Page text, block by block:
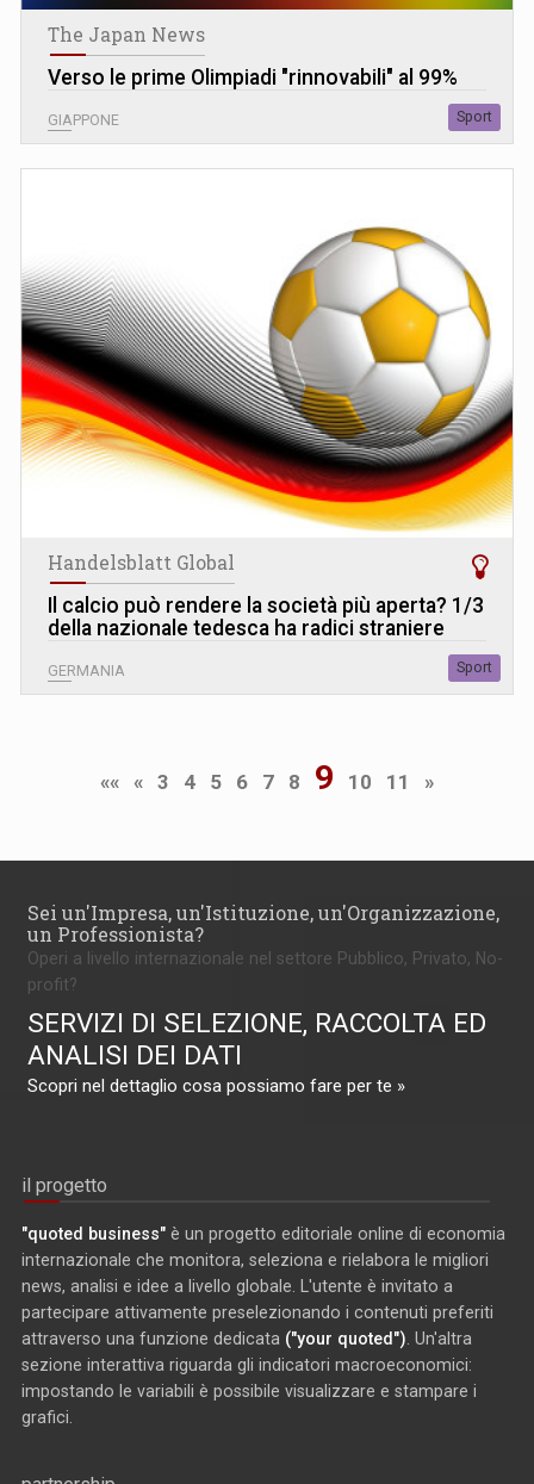
The Japan News
Verso le prime Olimpiadi "rinnovabili" al 99%
GIAPPONE Sport
Handelsblatt Global
Il calcio può rendere la società più aperta? 1/3
della nazionale tedesca ha radici straniere
GERMANIA Sport
«« « 3 4 5 6 7 8 9 10 11 »
Sei un'Impresa, un'Istituzione, un'Organizzazione,
un Professionista?
Operi a livello internazionale nel settore Pubblico, Privato, No-
profit?
SERVIZI DI SELEZIONE, RACCOLTA ED
ANALISI DEI DATI
Scopri nel dettaglio cosa possiamo fare per te »
il progetto
"quoted business" è un progetto editoriale online di economia
internazionale che monitora, seleziona e rielabora le migliori
news, analisi e idee a livello globale. L'utente è invitato a
partecipare attivamente preselezionando i contenuti preferiti
attraverso una funzione dedicata ("your quoted") . Un'altra
sezione interattiva riguarda gli indicatori macroeconomici:
impostando le variabili è possibile visualizzare e stampare i
grafici.